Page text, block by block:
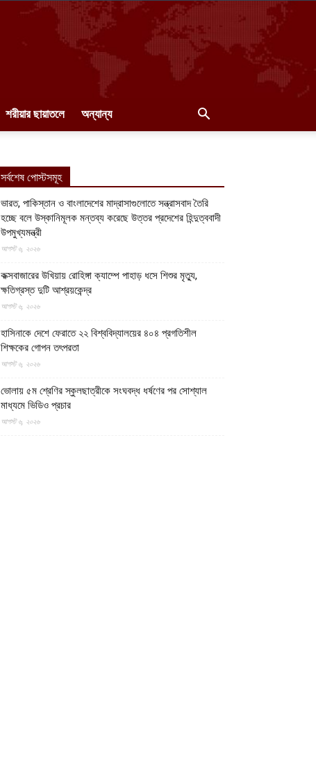
শরীয়ার ছায়াতলে অন্যান্য
সর্বশেষ পোস্টসমূহ
ভারত, পাকিস্তান ও বাংলাদেশের মাদ্রাসাগুলোতে সন্ত্রাসবাদ তৈরি
হচ্ছে বলে উস্কানিমূলক মন্তব্য করেছে উত্তর প্রদেশের হিন্দুত্ববাদী
উপমুখ্যমন্ত্রী
আগস্ট ৬, ২০২৬
কক্সবাজারের উখিয়ায় রোহিঙ্গা ক্যাম্পে পাহাড় ধসে শিশুর মৃত্যু,
ক্ষতিগ্রস্ত দুটি আশ্রয়কেন্দ্র
আগস্ট ৬, ২০২৬
হাসিনাকে দেশে ফেরাতে ২২ বিশ্ববিদ্যালয়ের ৪০৪ প্রগতিশীল
শিক্ষকের গোপন তৎপরতা
আগস্ট ৬, ২০২৬
ভোলায় ৫ম শ্রেণির স্কুলছাত্রীকে সংঘবদ্ধ ধর্ষণের পর সোশ্যাল
মাধ্যমে ভিডিও প্রচার
আগস্ট ৬, ২০২৬